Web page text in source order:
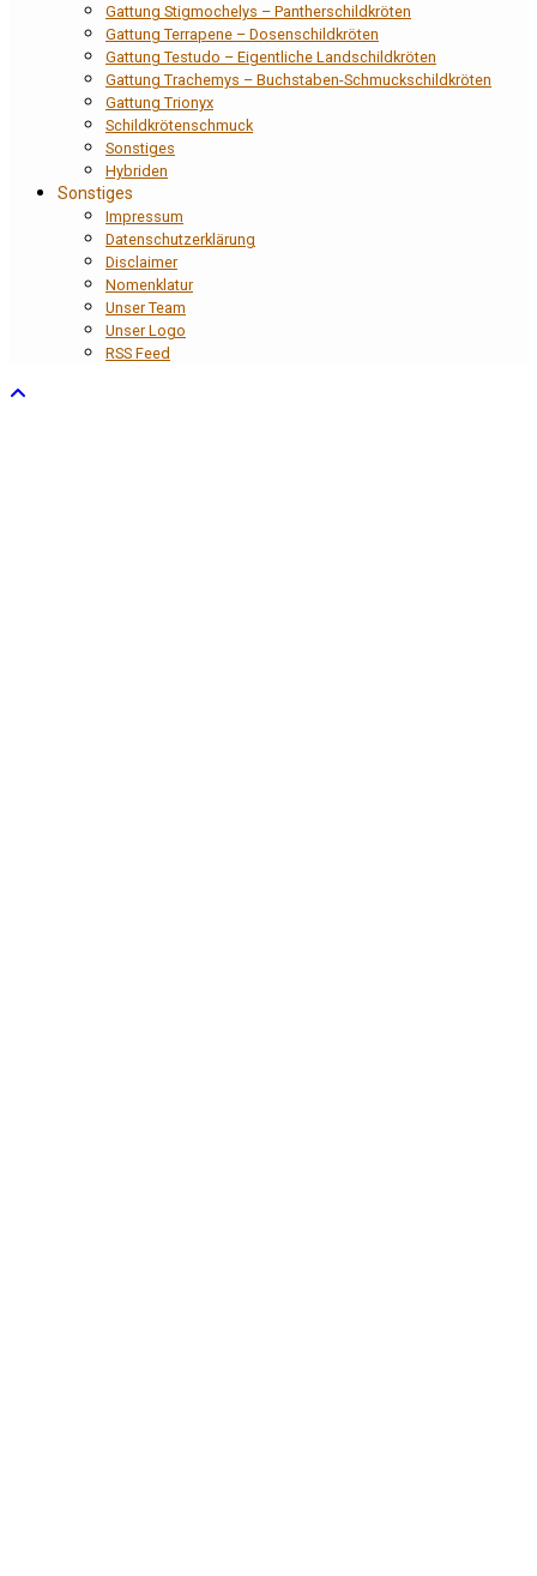
Gattung Stigmochelys – Pantherschildkröten
Gattung Terrapene – Dosenschildkröten
Gattung Testudo – Eigentliche Landschildkröten
Gattung Trachemys – Buchstaben-Schmuckschildkröten
Gattung Trionyx
Schildkrötenschmuck
Sonstiges
Hybriden
Sonstiges
Impressum
Datenschutzerklärung
Disclaimer
Nomenklatur
Unser Team
Unser Logo
RSS Feed